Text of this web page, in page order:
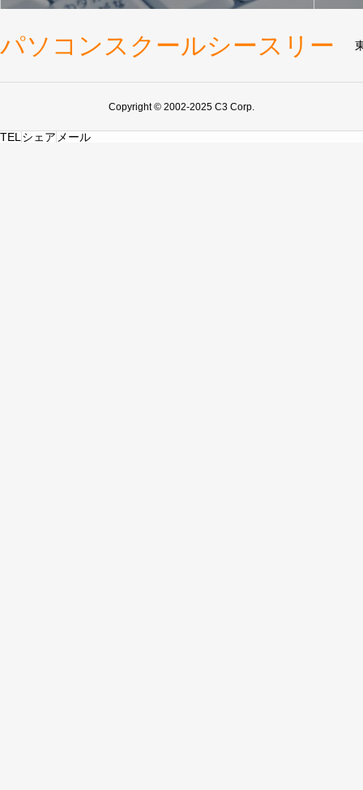
パソコンスクールシースリー
Copyright © 2002-2025 C3 Corp.
TEL シェア メール